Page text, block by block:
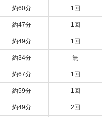
約60分 1回
約47分 1回
約49分 1回
約34分 無
約67分 1回
約59分 1回
約49分 2回